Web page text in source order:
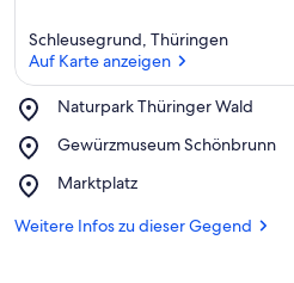
Schleusegrund, Thüringen
Auf Karte anzeigen
Naturpark Thüringer Wald
Place,
Thüringer
Gewürzmuseum Schönbrunn
Place,
Schönbrunn
Marktplatz
Place,
Weitere Infos zu dieser Gegend